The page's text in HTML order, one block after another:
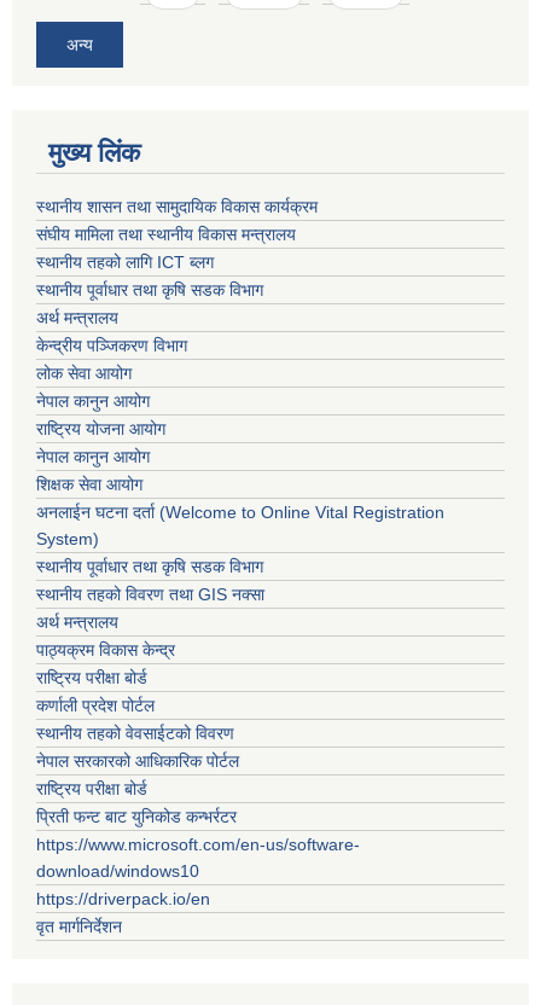
अन्य
मुख्य लिंक
स्थानीय शासन तथा सामुदायिक विकास कार्यक्रम
संघीय मामिला तथा स्थानीय विकास मन्त्रालय
स्थानीय तहको लागि ICT ब्लग
स्थानीय पूर्वाधार तथा कृषि सडक विभाग
अर्थ मन्त्रालय
केन्द्रीय पञ्जिकरण विभाग
लोक सेवा आयोग
नेपाल कानुन आयोग
राष्ट्रिय योजना आयोग
नेपाल कानुन आयोग
शिक्षक सेवा आयोग
अनलाईन घटना दर्ता (Welcome to Online Vital Registration
System)
स्थानीय पूर्वाधार तथा कृषि सडक विभाग
स्थानीय तहको विवरण तथा GIS नक्सा
अर्थ मन्त्रालय
पाठ्यक्रम विकास केन्द्र
राष्ट्रिय परीक्षा बोर्ड
कर्णाली प्रदेश पोर्टल
स्थानीय तहको वेवसाईटको विवरण
नेपाल सरकारको आधिकारिक पोर्टल
राष्ट्रिय परीक्षा बोर्ड
प्रिती फन्ट बाट युनिकोड कन्भर्रटर
https://www.microsoft.com/en-us/software-
download/windows10
https://driverpack.io/en
वृत मार्गनिर्देशन